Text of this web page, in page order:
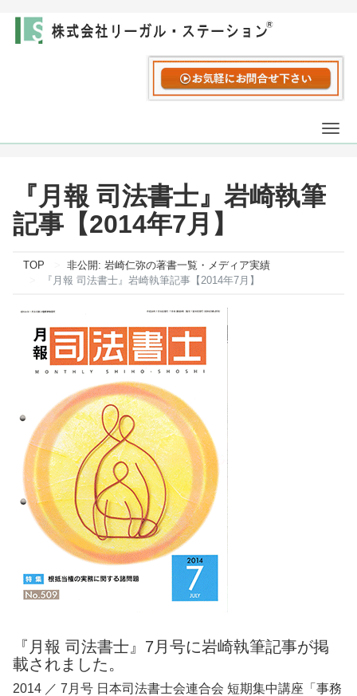
『月報 司法書士』岩崎執筆
記事【2014年7月】
TOP
非公開: 岩崎仁弥の著書一覧・メディア実績
『月報 司法書士』岩崎執筆記事【2014年7月】
『月報 司法書士』7月号に岩崎執筆記事が掲
載されました。
2014 ／ 7月号 日本司法書士会連合会 短期集中講座「事務